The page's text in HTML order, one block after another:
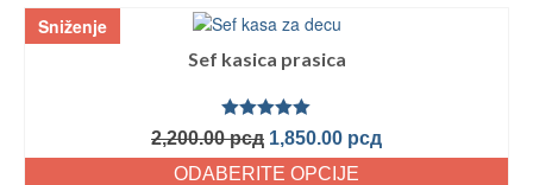
Sniženje
Sef kasica prasica
Ocenjeno
sa5.00od
5
2,200.00рсд 1,850.00 рсд
ODABERITE OPCIJE